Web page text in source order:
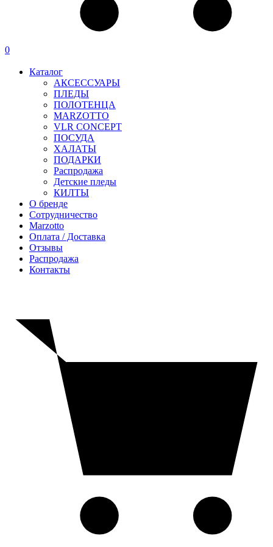
0
Каталог
АКСЕССУАРЫ
ПЛЕДЫ
ПОЛОТЕНЦА
MARZOTTO
VLR CONCEPT
ПОСУДА
ХАЛАТЫ
ПОДАРКИ
Распродажа
Детские пледы
КИЛТЫ
О бренде
Сотрудничество
Marzotto
Оплата / Доставка
Отзывы
Распродажа
Контакты